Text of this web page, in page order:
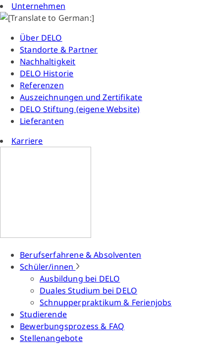
Unternehmen
Über DELO
Standorte & Partner
Nachhaltigkeit
DELO Historie
Referenzen
Auszeichnungen und Zertifikate
DELO Stiftung (eigene Website)
Lieferanten
Karriere
Berufserfahrene & Absolventen
Schüler/innen
Ausbildung bei DELO
Duales Studium bei DELO
Schnupperpraktikum & Ferienjobs
Studierende
Bewerbungsprozess & FAQ
Stellenangebote